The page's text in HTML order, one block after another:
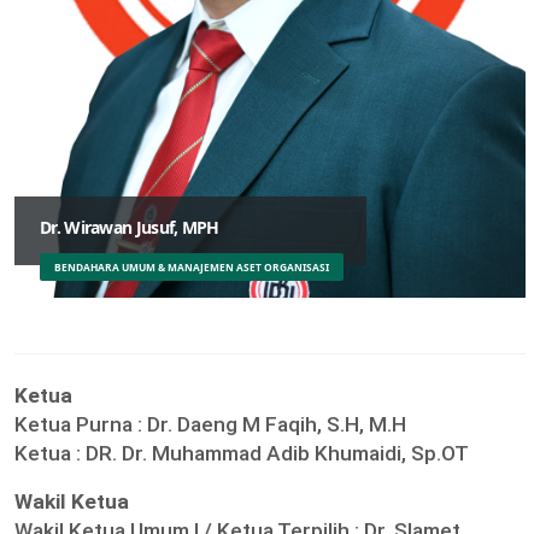
Dr. Wirawan Jusuf, MPH
BENDAHARA UMUM & MANAJEMEN ASET ORGANISASI
Ketua
Ketua Purna : Dr. Daeng M Faqih, S.H, M.H
Ketua : DR. Dr. Muhammad Adib Khumaidi, Sp.OT
Wakil Ketua